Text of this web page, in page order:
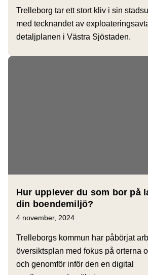
Trelleborg tar ett stort kliv i sin
med tecknandet av
detaljplanen i Västra Sjöstaden.
Hur upplever du som bor på
din boendemiljö?
4 november, 2024
Trelleborgs kommun har påbörjat
översiktsplan med fokus på orterna
och genomför inför den en digital